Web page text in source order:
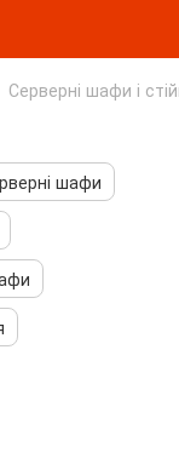
Серверні шафи і
шафи